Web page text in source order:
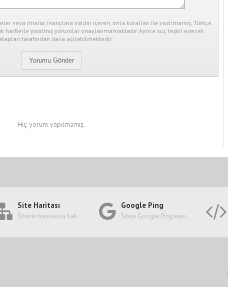
veya imalar, inançlara saldırı içeren, imla kuralları ile yazılmamış, Türkçe
harflerle yazılmış yorumlar onaylanmamaktadır. Ayrıca suç teşkil edecek
tarafından dava açılabilmektedir.
Hiç yorum yapılmamış.
Site Haritası
Sitenin haritasına bak
Google Ping
Siteyi Google Pingleyin.